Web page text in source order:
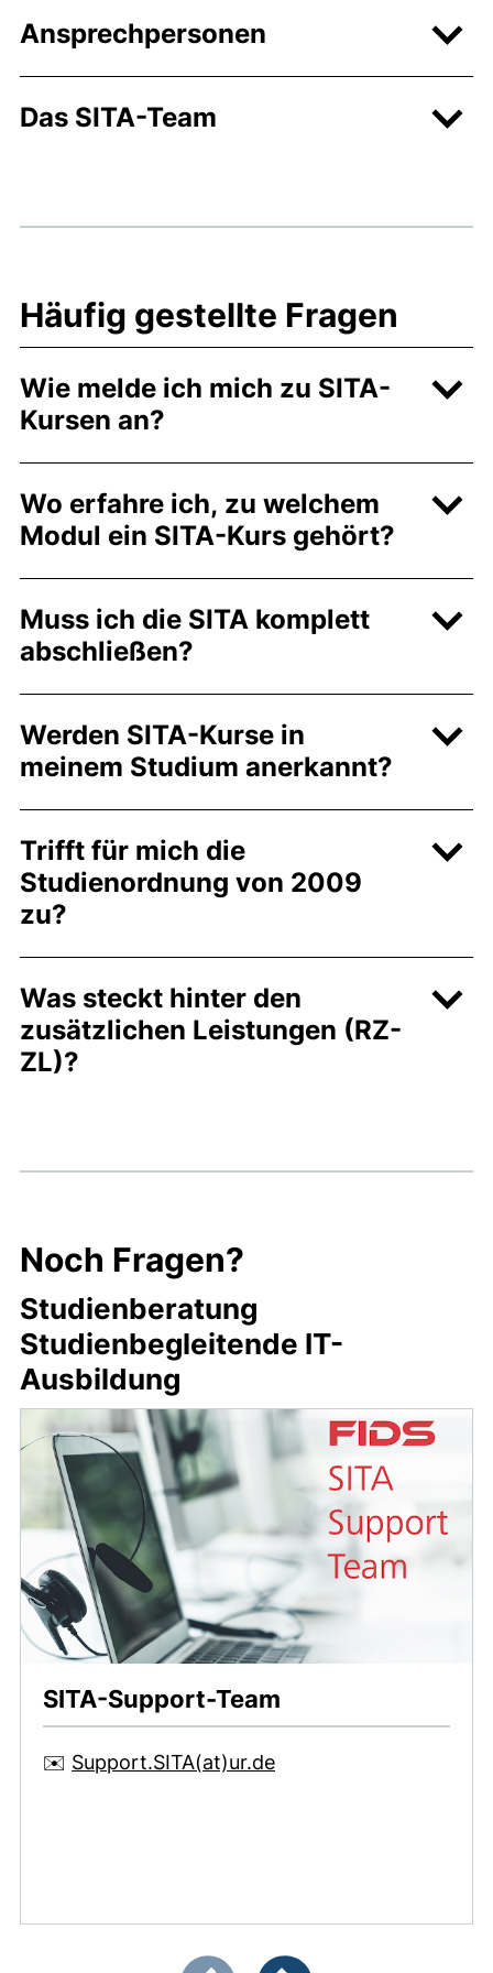
Ansprechpersonen
Das SITA-Team
Häufig gestellte Fragen
Wie melde ich mich zu SITA-
Kursen an?
Wo erfahre ich, zu welchem
Modul ein SITA-Kurs gehört?
Muss ich die SITA komplett
abschließen?
Werden SITA-Kurse in
meinem Studium anerkannt?
Trifft für mich die
Studienordnung von 2009
zu?
Was steckt hinter den
zusätzlichen Leistungen (RZ-
ZL)?
Noch Fragen?
Studienberatung
Studienbegleitende IT-
Ausbildung
SITA-Support-Team
✉️ Support.SITA(at)​ur.de(öffnet Ihr E-Mail-